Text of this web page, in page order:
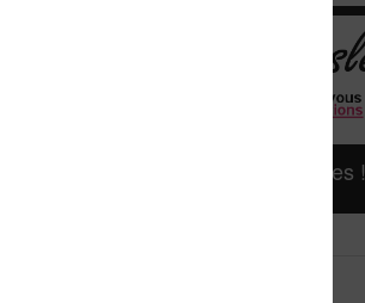
Liseuses pas chères !